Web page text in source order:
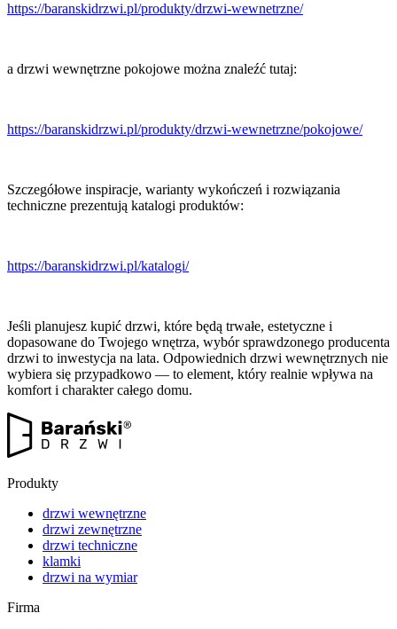
https://baranskidrzwi.pl/produkty/drzwi-wewnetrzne/
a drzwi wewnętrzne pokojowe można znaleźć tutaj:
https://baranskidrzwi.pl/produkty/drzwi-wewnetrzne/pokojowe/
Szczegółowe inspiracje, warianty wykończeń i rozwiązania
techniczne prezentują katalogi produktów:
https://baranskidrzwi.pl/katalogi/
Jeśli planujesz kupić drzwi, które będą trwałe, estetyczne i
dopasowane do Twojego wnętrza, wybór sprawdzonego producenta
drzwi to inwestycja na lata. Odpowiednich drzwi wewnętrznych nie
wybiera się przypadkowo — to element, który realnie wpływa na
komfort i charakter całego domu.
Produkty
drzwi wewnętrzne
drzwi zewnętrzne
drzwi techniczne
klamki
drzwi na wymiar
Firma